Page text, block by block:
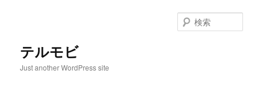
テルモビ
Just another WordPress site
索